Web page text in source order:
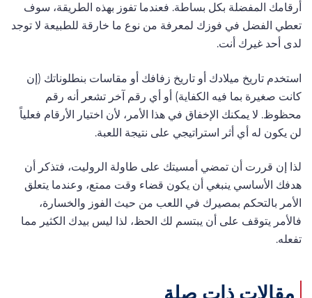
أرقامك المفضلة بكل بساطة. فعندما تفوز بهذه الطريقة، سوف
تعطي الفضل في فوزك لمعرفة من نوع ما خارقة للطبيعة لا توجد
لدى أحد غيرك أنت.
استخدم تاريخ ميلادك أو تاريخ زفافك أو مقاسات بنطلوناتك (إن
كانت صغيرة بما فيه الكفاية) أو أي رقم آخر تشعر أنه رقم
محظوظ. لا يمكنك الإخفاق في هذا الأمر، لأن اختيار الأرقام فعلياً
لن يكون له أي أثر استراتيجي على نتيجة اللعبة.
لذا إن قررت أن تمضي أمسيتك على طاولة الروليت، فتذكر أن
هدفك الأساسي ينبغي أن يكون قضاء وقت ممتع، وعندما يتعلق
الأمر بالتحكم بمصيرك في اللعب من حيث الفوز والخسارة،
فالأمر يتوقف على أن يبتسم لك الحظ، لذا ليس بيدك الكثير مما
تفعله.
مقالات ذات صلة